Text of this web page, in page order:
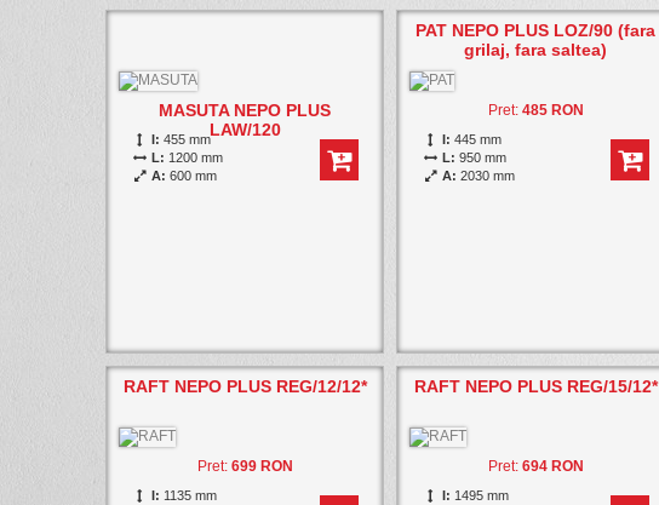
MASUTA NEPO PLUS
LAW/120
I: 455 mm
L: 1200 mm
A: 600 mm
PAT NEPO PLUS LOZ/90 (fara
grilaj, fara saltea)
Pret:485 RON
I: 445 mm
L: 950 mm
A: 2030 mm
RAFT NEPO PLUS REG/12/12*
Pret:699 RON
I: 1135 mm
RAFT NEPO PLUS REG/15/12*
Pret:694 RON
I: 1495 mm